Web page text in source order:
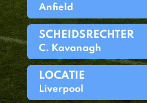
Anfield
SCHEIDSRECHTER
C. Kavanagh
LOCATIE
Liverpool